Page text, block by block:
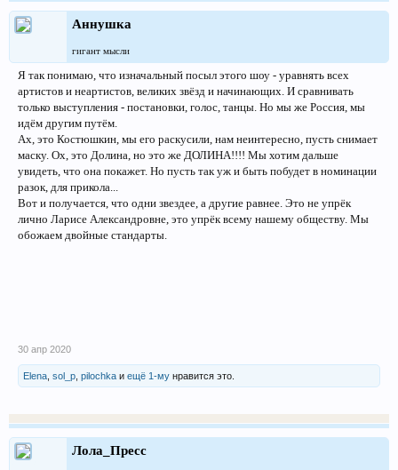
Аннушка
гигант мысли
Я так понимаю, что изначальный посыл этого шоу - уравнять всех
артистов и неартистов, великих звёзд и начинающих. И сравнивать
только выступления - постановки, голос, танцы. Но мы же Россия, мы
идём другим путём.
Ах, это Костюшкин, мы его раскусили, нам неинтересно, пусть снимает
маску. Ох, это Долина, но это же ДОЛИНА!!!! Мы хотим дальше
увидеть, что она покажет. Но пусть так уж и быть побудет в номинации
разок, для прикола...
Вот и получается, что одни звездее, а другие равнее. Это не упрёк
лично Ларисе Александровне, это упрёк всему нашему обществу. Мы
обожаем двойные стандарты.
30 апр 2020
Elena sol_p pilochka и ещё 1-му нравится это.
Лола_Пресс